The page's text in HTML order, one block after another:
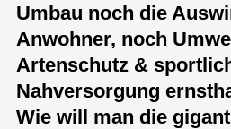
Umbau noch die
Anwohner, noch
Artenschutz &
Nahversorgung
Wie will man die